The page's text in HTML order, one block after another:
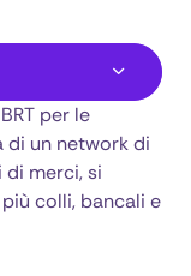
per le
di un network di
merci, si
colli, bancali e